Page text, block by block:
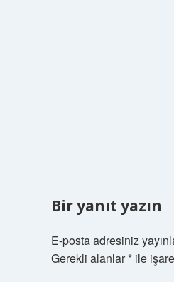
Bir yanıt yazın
E-posta adresiniz
Gerekli alanlar*ile